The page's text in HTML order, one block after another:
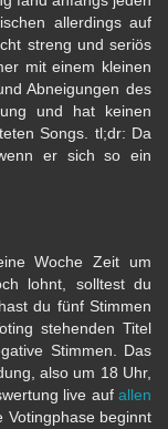
allerdings auf
streng und seriös
mit einem kleinen
Abneigungen des
und hat keinen
Songs. tl;dr: Da
er sich so ein
Woche Zeit um
lohnt, solltest du
du fünf Stimmen
stehenden Titel
Stimmen. Das
also um 18 Uhr,
live auf allen
Votingphase beginnt